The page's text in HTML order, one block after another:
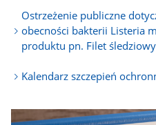
Ostrzeżenie publiczne
obecności bakterii Listeria
produktu pn. Filet śledziowy
Kalendarz szczepień